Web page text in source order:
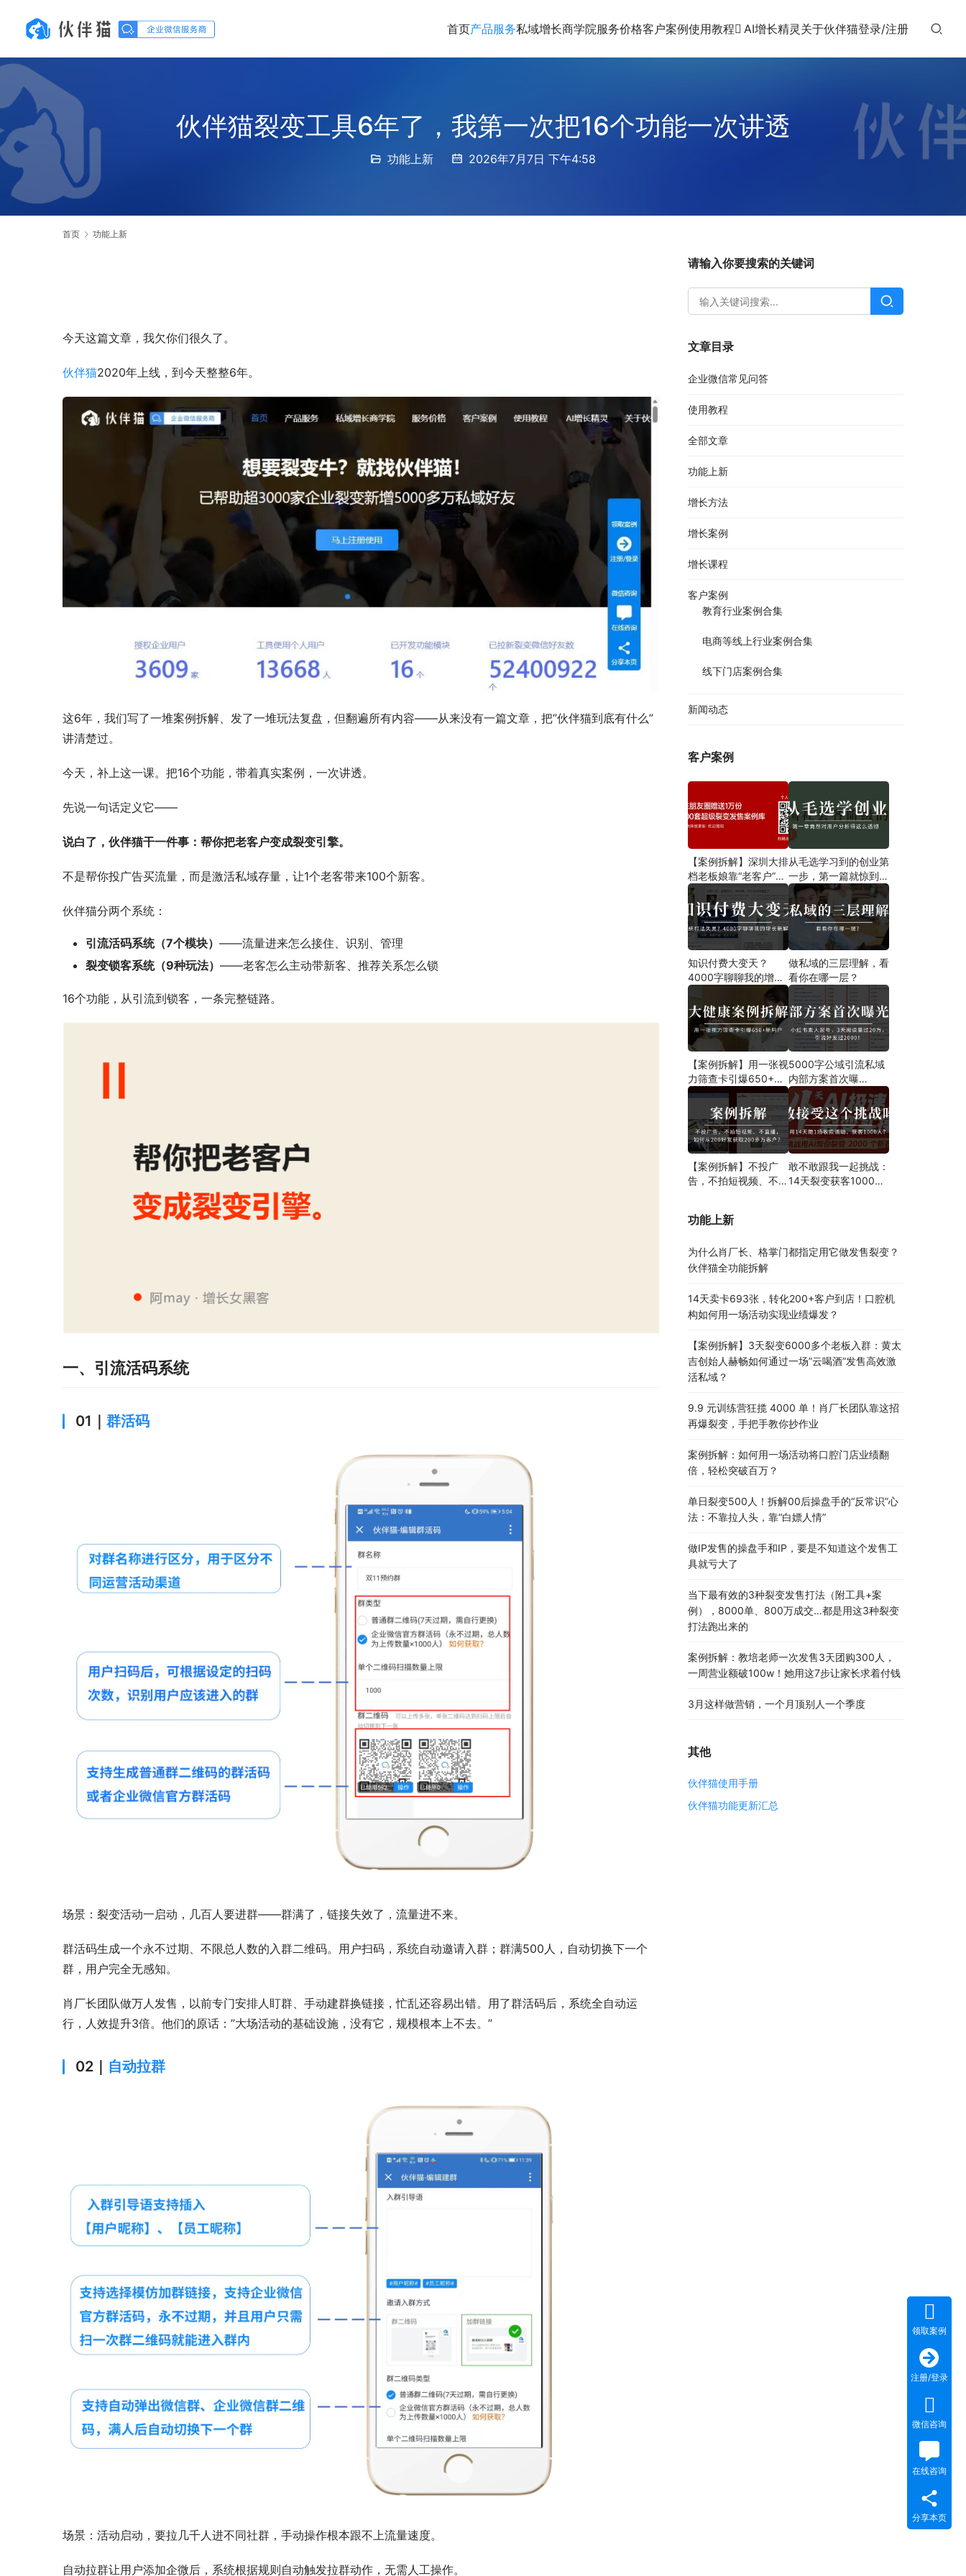
首页产品服务私域增长商学院服务价格客户案例使用教程 AI增长精灵 关于伙伴猫登录/注册
伙伴猫裂变工具6年了，我第一次把16个功能一次讲透
功能上新 2026年7月7日 下午4:58
首页 功能上新
今天这篇文章，我欠你们很久了。
伙伴猫2020年上线，到今天整整6年。
这6年，我们写了一堆案例拆解、发了一堆玩法复盘，但翻遍所有内容——从来没有一篇文章，把”伙伴猫到底有什么”
讲清楚过。
今天，补上这一课。把16个功能，带着真实案例，一次讲透。
先说一句话定义它——
说白了，伙伴猫干一件事：帮你把老客户变成裂变引擎。
不是帮你投广告买流量，而是激活私域存量，让1个老客带来100个新客。
伙伴猫分两个系统：
引流活码系统（7个模块） ——流量进来怎么接住、识别、管理
裂变锁客系统（9种玩法） ——老客怎么主动带新客、推荐关系怎么锁
16个功能，从引流到锁客，一条完整链路。
一、引流活码系统
01｜ 群活码
场景：裂变活动一启动，几百人要进群——群满了，链接失效了，流量进不来。
群活码生成一个永不过期、不限总人数的入群二维码。用户扫码，系统自动邀请入群；群满500人，自动切换下一个
群，用户完全无感知。
肖厂长团队做万人发售，以前专门安排人盯群、手动建群换链接，忙乱还容易出错。用了群活码后，系统全自动运
行，人效提升3倍。他们的原话：”大场活动的基础设施，没有它，规模根本上不去。”
02｜ 自动拉群
场景：活动启动，要拉几千人进不同社群，手动操作根本跟不上流量速度。
自动拉群让用户添加企微后，系统根据规则自动触发拉群动作，无需人工操作。
请输入你要搜索的关键词
文章目录
企业微信常见问答
使用教程
全部文章
功能上新
增长方法
增长案例
增长课程
客户案例
教育行业案例合集
电商等线上行业案例合集
线下门店案例合集
新闻动态
客户案例
【案例拆解】深圳大排
档老板娘靠“老客户”一
招翻盘，营业额狂飙翻
倍，8点后爆满停单！
从毛选学习到的创业第
一步​，第一篇就惊到我
了！
知识付费大变天？
4000字聊聊我的增长
新解法
做私域的三层理解，看
看你在哪一层？
【案例拆解】用一张视
力筛查卡引爆650+新
用户！大健康门诊也能
用裂变发售玩转精准引
流！
5000字公域引流私域
内部方案首次曝
光！！！案例分析、操
作步骤都有！
【案例拆解】不投广
告，不拍短视频、不直
敢不敢跟我一起挑战：
14天裂变获客1000
功能上新
为什么肖厂长、格掌门都指定用它做发售裂变？
伙伴猫全功能拆解
14天卖卡693张，转化200+客户到店！口腔机
构如何用一场活动实现业绩爆发？
【案例拆解】3天裂变6000多个老板入群：黄太
吉创始人赫畅如何通过一场”云喝酒”发售高效激
活私域？
9.9 元训练营狂揽 4000 单！肖厂长团队靠这招
再爆裂变，手把手教你抄作业
案例拆解：如何用一场活动将口腔门店业绩翻
倍，轻松突破百万？
单日裂变500人！拆解00后操盘手的“反常识”心
法：不靠拉人头，靠“白嫖人情”
做IP发售的操盘手和IP，要是不知道这个发售工
具就亏大了
当下最有效的3种裂变发售打法（附工具+案
例），8000单、800万成交…都是用这3种裂变
打法跑出来的
案例拆解：教培老师一次发售3天团购300人，
一周营业额破100w！她用这7步让家长求着付钱
3月这样做营销，一个月顶别人一个季度
其他
伙伴猫使用手册
伙伴猫功能更新汇总
领取案例
注册/登录
微信咨询
在线咨询
分享本页